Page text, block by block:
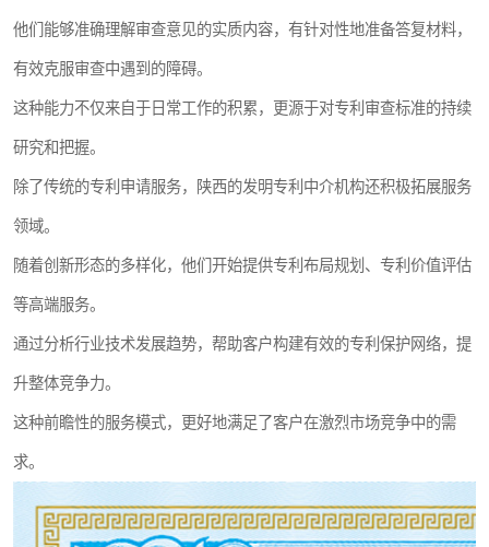
他们能够准确理解审查意见的实质内容，有针对性地准备答复材料，
有效克服审查中遇到的障碍。
这种能力不仅来自于日常工作的积累，更源于对专利审查标准的持续
研究和把握。
除了传统的专利申请服务，陕西的发明专利中介机构还积极拓展服务
领域。
随着创新形态的多样化，他们开始提供专利布局规划、专利价值评估
等高端服务。
通过分析行业技术发展趋势，帮助客户构建有效的专利保护网络，提
升整体竞争力。
这种前瞻性的服务模式，更好地满足了客户在激烈市场竞争中的需
求。